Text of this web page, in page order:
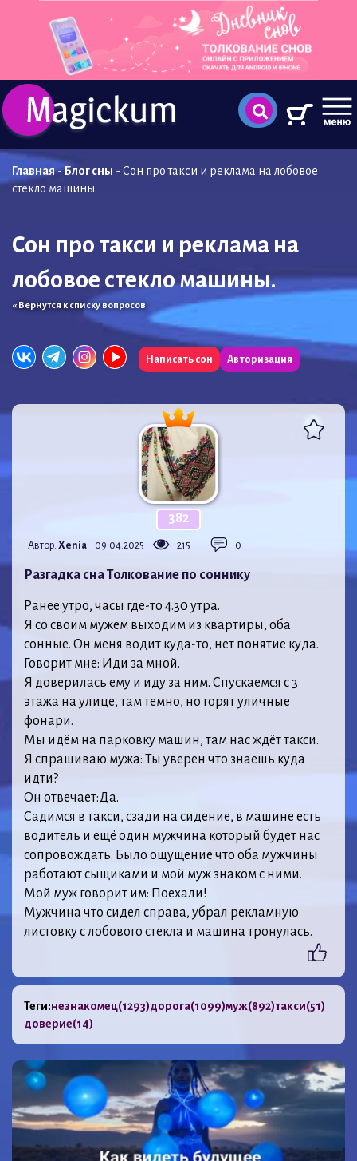
Главная-Блог сны - Сон про такси и реклама на лобовое
стекло машины.
Сон про такси и реклама на
лобовое стекло машины.
« Вернутся к списку вопросов
Написать сон Авторизация
382
Автор: Xenia 09.04.2025 215 0
Разгадка сна Толкование по соннику
Ранее утро, часы где-то 4.30 утра.
Я со своим мужем выходим из квартиры, оба
сонные. Он меня водит куда-то, нет понятие куда.
Говорит мне: Иди за мной.
Я доверилась ему и иду за ним. Спускаемся с 3
этажа на улице, там темно, но горят уличные
фонари.
Мы идём на парковку машин, там нас ждёт такси.
Я спрашиваю мужа: Ты уверен что знаешь куда
идти?
Он отвечает:Да.
Садимся в такси, сзади на сидение, в машине есть
водитель и ещё один мужчина который будет нас
сопровождать. Было ощущение что оба мужчины
работают сыщиками и мой муж знаком с ними.
Мой муж говорит им: Поехали!
Мужчина что сидел справа, убрал рекламную
листовку с лобового стекла и машина тронулась.
Теги:незнакомец(1293)дорога(1099)муж(892)такси(51)
доверие(14)